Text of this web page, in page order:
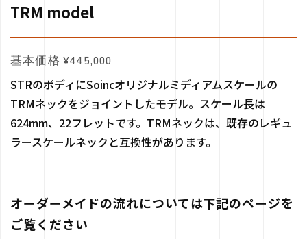
TRM model
基本価格 ¥445,000
STRのボディにSoincオリジナルミディアムスケールの
TRMネックをジョイントしたモデル。スケール長は
624mm、22フレットです。TRMネックは、既存のレギュ
ラースケールネックと互換性があります。
オーダーメイドの流れについては下記のページを
ご覧ください